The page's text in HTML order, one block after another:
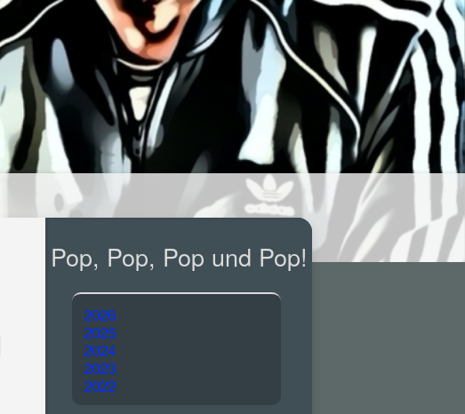
Pop, Pop, Pop und Pop!
2026
2025
2024
2023
2022